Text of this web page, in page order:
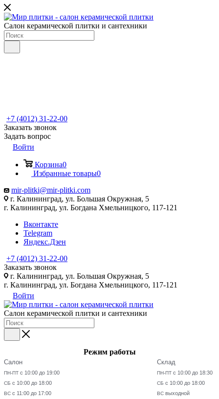
Салон керамической плитки и сантехники
+7 (4012) 31-22-00
Заказать звонок
Задать вопрос
Войти
Корзина0
Избранные товары0
mir-plitki@mir-plitki.com
г. Калининград, ул. Большая Окружная, 5
г. Калининград, ул. Богдана Хмельницкого, 117-121
Вконтакте
Telegram
Яндекс.Дзен
+7 (4012) 31-22-00
Заказать звонок
г. Калининград, ул. Большая Окружная, 5
г. Калининград, ул. Богдана Хмельницкого, 117-121
Войти
Салон керамической плитки и сантехники
Режим работы
Салон
ПН-ПТ с 10:00 до 19:00
СБ с 10:00 до 18:00
ВС с 11:00 до 17:00
Склад
ПН-ПТ с 10:00 до 18:30
СБ с 10:00 до 18:00
ВС выходной